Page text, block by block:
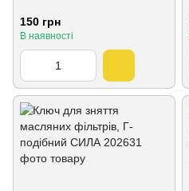
150 грн
В наявності